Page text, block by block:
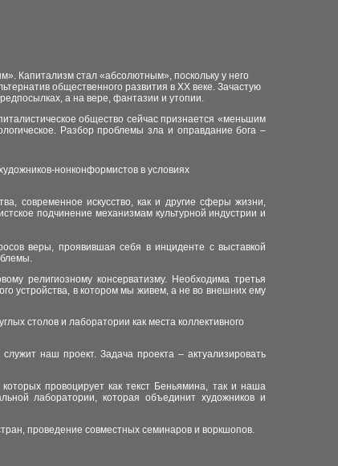
Капитализм стал «абсолютным», поскольку у него
общественного развития в XX веке. Зачастую
а на вере, фантазии и утопии.
общество сейчас признается «меньшим
Разбор проблемы зла и оправдание бога –
нонконформистов в условиях
современное искусство, как и другие сферы жизни,
подчинение механизмам культурной индустрии и
веры, проявившая себя в инциденте с выставкой
религиозному консерватизму. Необходима третья
устройства, в котором мы живем, а не во внешних ему
столов и лаборатории как места коллективного
наш проект. Задача проекта – актуализировать
провоцирует как текст Беньямина, так и наша
лаборатории, которая объединит художников и
проведение совместных семинаров и воркшопов.